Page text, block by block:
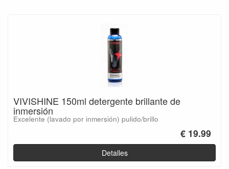
VIVISHINE 150ml detergente brillante de
inmersión
Excelente (lavado por inmersión) pulido/brillo
€ 19.99
Detalles